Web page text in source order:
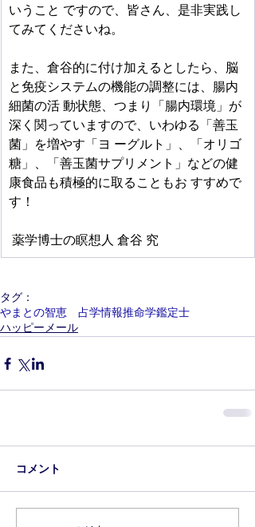
いうこと ですので、皆さん、是非実践し
てみてくださいね。
また、倉谷的に付け加えるとしたら、脳
と免疫システムの機能の調整には、腸内
細菌の活 動状態、つまり「腸内環境」が
深く関っていますので、いわゆる「善玉
菌」を増やす「ヨ ーグルト」、「オリゴ
糖」、「善玉菌サプリメント」などの健
康食品も積極的に取ることもお すすめで
す！
薬学博士の瞑想人 倉谷 究
タグ：
やまとの智恵 占学情報推命学鑑定士
ハッピーメール
コメント